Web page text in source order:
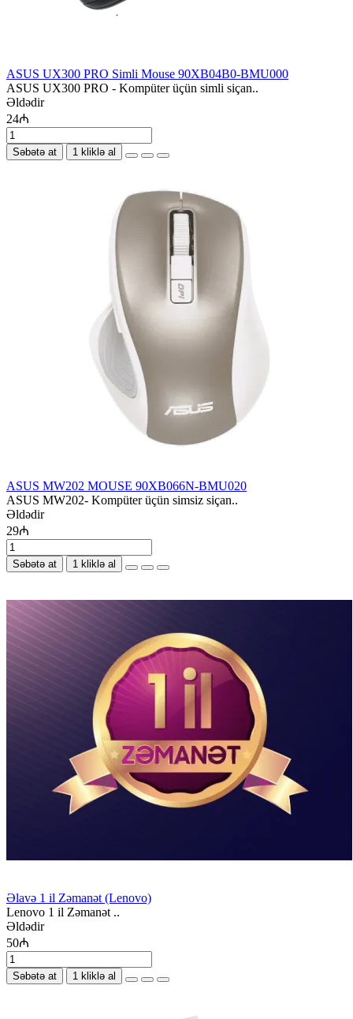
ASUS UX300 PRO Simli Mouse 90XB04B0-BMU000
ASUS UX300 PRO - Kompüter üçün simli siçan..
Əldədir
24₼
Səbətə at 1 kliklə al
ASUS MW202 MOUSE 90XB066N-BMU020
ASUS MW202- Kompüter üçün simsiz siçan..
Əldədir
29₼
Səbətə at 1 kliklə al
Əlavə 1 il Zəmanət (Lenovo)
Lenovo 1 il Zəmanət ..
Əldədir
50₼
Səbətə at 1 kliklə al